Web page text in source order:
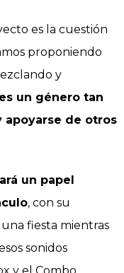
es la cuestión
proponiendo
y
un género tan
apoyarse de otros
un papel
, con su
fiesta mientras
sonidos